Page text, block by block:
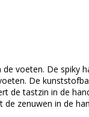
voeten. De spiky
De
de tastzin in de
zenuwen in de